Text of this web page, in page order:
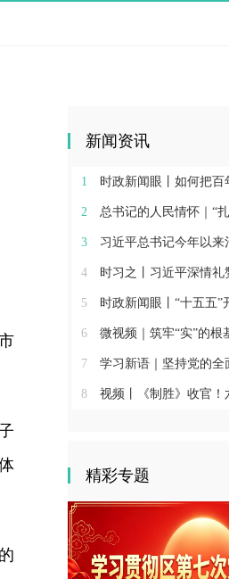
新闻资讯
1 时政新闻眼丨如何把百年大党建设得更
2 总书记的人民情怀｜“扎扎实
3 习近平总书记今年以来治国理政纪实丨砥砺初
4 时习之丨习近平深情礼
5 时政新闻眼丨“十五五”开局之年，总
6 微视频｜筑牢“实”的根
7 学习新语｜坚持党的全面领导
8 视频丨《制胜》收官！六集
精彩专题